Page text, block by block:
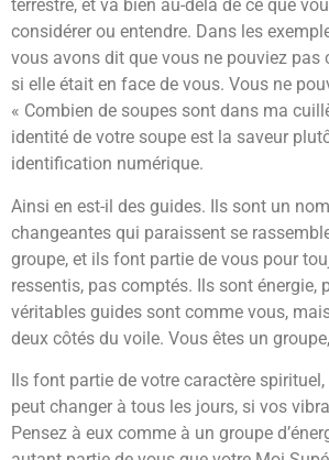
terrestre, et va bien au-delà de ce que
considérer ou entendre. Dans les
vous avons dit que vous ne pouviez pas
si elle était en face de vous. Vous ne
« Combien de soupes sont dans ma
identité de votre soupe est la saveur
identification numérique.
Ainsi en est-il des guides. Ils sont un
changeantes qui paraissent se
groupe, et ils font partie de vous pour
ressentis, pas comptés. Ils sont énergie,
véritables guides sont comme vous,
deux côtés du voile. Vous êtes un
Ils font partie de votre caractère
peut changer à tous les jours, si vos
Pensez à eux comme à un groupe